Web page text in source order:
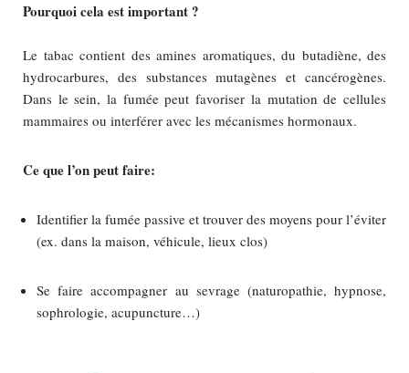
Pourquoi cela est important ?
Le tabac contient des amines aromatiques, du butadiène, des
hydrocarbures, des substances mutagènes et cancérogènes.
Dans le sein, la fumée peut favoriser la mutation de cellules
mammaires ou interférer avec les mécanismes hormonaux.
Ce que l’on peut faire:
Identifier la fumée passive et trouver des moyens pour l’éviter
(ex. dans la maison, véhicule, lieux clos)
Se faire accompagner au sevrage (naturopathie, hypnose,
sophrologie, acupuncture…)